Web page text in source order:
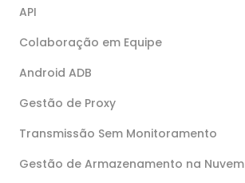
API
Colaboração em Equipe
Android ADB
Gestão de Proxy
Transmissão Sem Monitoramento
Gestão de Armazenamento na Nuvem